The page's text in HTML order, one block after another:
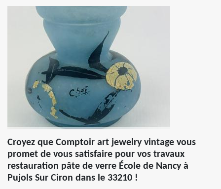
Croyez que Comptoir art jewelry vintage vous
promet de vous satisfaire pour vos travaux
restauration pâte de verre École de Nancy à
Pujols Sur Ciron dans le 33210 !